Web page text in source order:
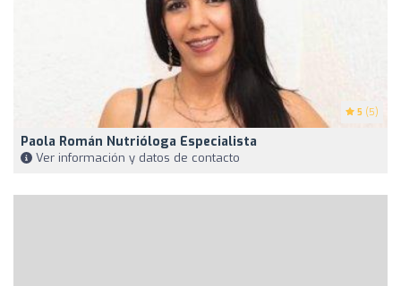
5 (5)
Paola Román Nutrióloga Especialista
Ver información y datos de contacto